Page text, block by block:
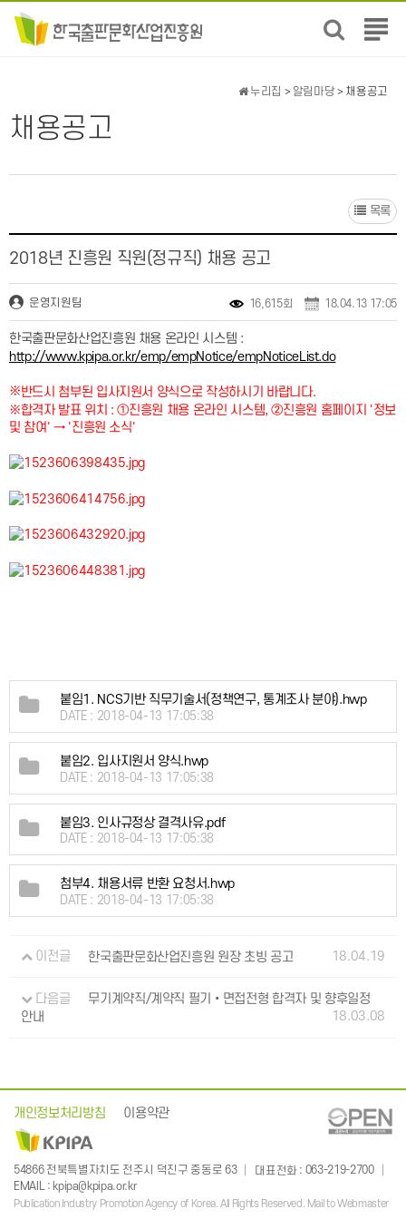
전
뉴
채용공고
누리집 > 알림마당 > 채용공고
목록
2018년 진흥원 직원(정규직) 채용 공고
운영지원팀 16,615회 18.04.13 17:05
한국출판문화산업진흥원 채용 온라인 시스템 :
http://www.kpipa.or.kr/emp/empNotice/empNoticeList.do
※반드시 첨부된 입사지원서 양식으로 작성하시기 바랍니다.
※합격자 발표 위치 : ①진흥원 채용 온라인 시스템, ②진흥원 홈페이지 '정보
및 참여' → '진흥원 소식'
붙임1. NCS기반 직무기술서(정책연구, 통계조사 분야).hwp
DATE : 2018-04-13 17:05:38
붙임2. 입사지원서 양식.hwp
DATE : 2018-04-13 17:05:38
붙임3. 인사규정상 결격사유.pdf
DATE : 2018-04-13 17:05:38
첨부4. 채용서류 반환 요청서.hwp
DATE : 2018-04-13 17:05:38
이전글 한국출판문화산업진흥원 원장 초빙 공고 18.04.19
다음글
무기계약직/계약직 필기•면접전형 합격자 및 향후일정
안내
18.03.08
개인정보처리방침 이용약관
54866 전북특별자치도 전주시 덕진구 중동로 63 대표전화: 063-219-2700
EMAIL
:kpipa@kpipa.or.kr
Publication Industry Promotion Agency of Korea. All Rights Reserved. Mail to Webmaster